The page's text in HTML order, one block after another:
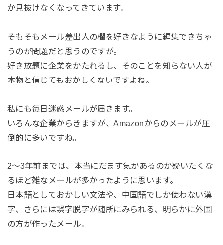
か見抜けなくなってきています。
そもそもメール差出人の欄を好きなように編集できちゃ
うのが問題だと思うのですが。
好き放題に企業をかたれるし、そのことを知らない人が
本物と信じてもおかしくないですよね。
私にも毎日迷惑メールが届きます。
いろんな企業からきますが、Amazonからのメールが圧
倒的に多いですね。
2～3年前までは、本当にだます気があるのか疑いたくな
るほど雑なメールが多かったように思います。
日本語としておかしい文法や、中国語でしか使わない漢
字、さらには誤字脱字が随所にみられる、明らかに外国
の方が作ったメール。